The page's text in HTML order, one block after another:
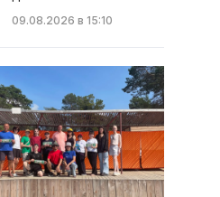
09.08.2026 в 15:10